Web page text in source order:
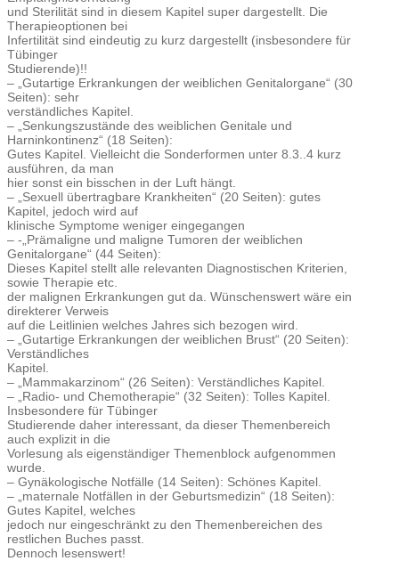
und Sterilität sind in diesem Kapitel super dargestellt. Die
Therapieoptionen bei
Infertilität sind eindeutig zu kurz dargestellt (insbesondere für
Tübinger
Studierende)!!
– „Gutartige Erkrankungen der weiblichen Genitalorgane“ (30
Seiten): sehr
verständliches Kapitel.
– „Senkungszustände des weiblichen Genitale und
Harninkontinenz“ (18 Seiten):
Gutes Kapitel. Vielleicht die Sonderformen unter 8.3..4 kurz
ausführen, da man
hier sonst ein bisschen in der Luft hängt.
– „Sexuell übertragbare Krankheiten“ (20 Seiten): gutes
Kapitel, jedoch wird auf
klinische Symptome weniger eingegangen
– -„Prämaligne und maligne Tumoren der weiblichen
Genitalorgane“ (44 Seiten):
Dieses Kapitel stellt alle relevanten Diagnostischen Kriterien,
sowie Therapie etc.
der malignen Erkrankungen gut da. Wünschenswert wäre ein
direkterer Verweis
auf die Leitlinien welches Jahres sich bezogen wird.
– „Gutartige Erkrankungen der weiblichen Brust“ (20 Seiten):
Verständliches
Kapitel.
– „Mammakarzinom“ (26 Seiten): Verständliches Kapitel.
– „Radio- und Chemotherapie“ (32 Seiten): Tolles Kapitel.
Insbesondere für Tübinger
Studierende daher interessant, da dieser Themenbereich
auch explizit in die
Vorlesung als eigenständiger Themenblock aufgenommen
wurde.
– Gynäkologische Notfälle (14 Seiten): Schönes Kapitel.
– „maternale Notfällen in der Geburtsmedizin“ (18 Seiten):
Gutes Kapitel, welches
jedoch nur eingeschränkt zu den Themenbereichen des
restlichen Buches passt.
Dennoch lesenswert!